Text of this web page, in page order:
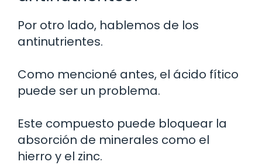
Por otro lado, hablemos de los
antinutrientes.
Como mencioné antes, el ácido fítico
puede ser un problema.
Este compuesto puede bloquear la
absorción de minerales como el
hierro y el zinc.